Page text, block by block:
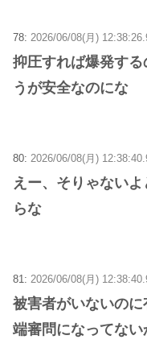
78: 2026/06/08(月)
抑圧すれば爆発す
うが安全なのにな
80: 2026/06/08(月)
えー、そりゃない
らな
81: 2026/06/08(月)
被害者がいないの
端審問になってない